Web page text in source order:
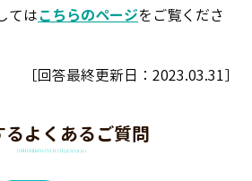
てはこちらのページをご覧くださ
［回答最終更新日： 2023.03.31］
るよくあるご質問